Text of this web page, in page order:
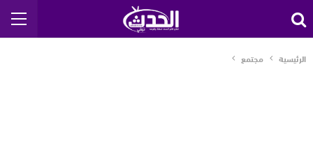
الرئيسية مجتمع